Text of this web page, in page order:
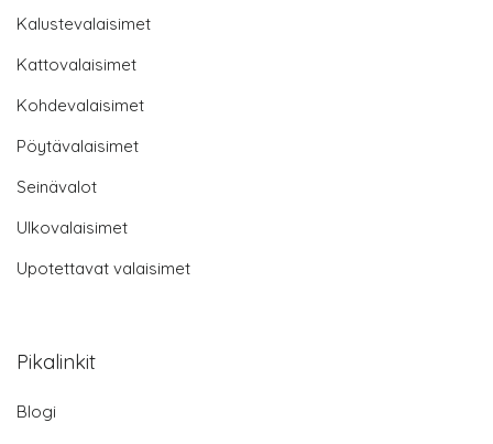
Kalustevalaisimet
Kattovalaisimet
Kohdevalaisimet
Pöytävalaisimet
Seinävalot
Ulkovalaisimet
Upotettavat valaisimet
Pikalinkit
Blogi